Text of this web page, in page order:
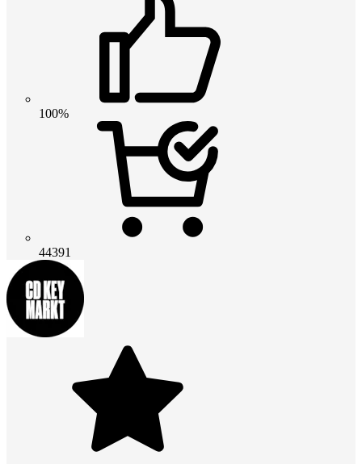
100%
44391